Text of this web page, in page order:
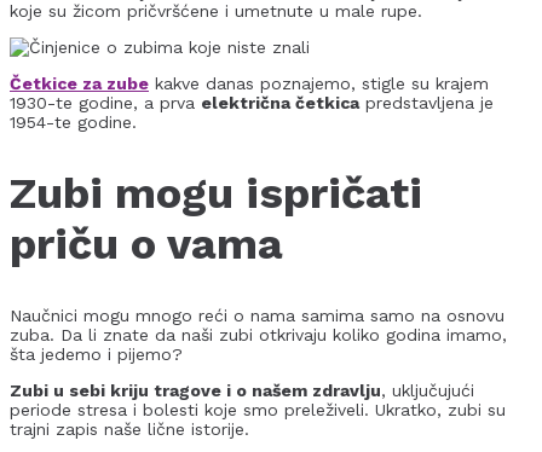
koje su žicom pričvršćene i umetnute u male rupe.
Četkice za zube kakve danas poznajemo, stigle su krajem
1930-te godine, a prva električna četkicapredstavljena je
1954-te godine.
Zubi mogu ispričati
priču o vama
Naučnici mogu mnogo reći o nama samima samo na osnovu
zuba. Da li znate da naši zubi otkrivaju koliko godina imamo,
šta jedemo i pijemo?
Zubi u sebi kriju tragove i o našem zdravlju, uključujući
periode stresa i bolesti koje smo preleživeli. Ukratko, zubi su
trajni zapis naše lične istorije.